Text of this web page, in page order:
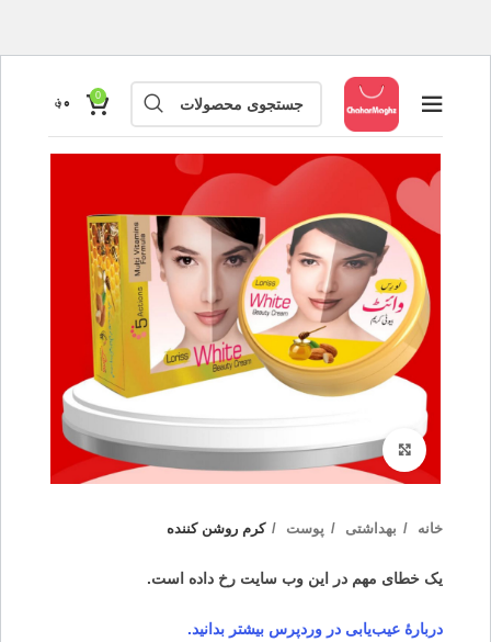
0 ۰؋
بزرگنمایی تصویر
خانه بهداشتی پوست کرم روشن کننده
یک خطای مهم در این وب سایت رخ داده است.
دربارهٔ عیب‌یابی در وردپرس بیشتر بدانید.